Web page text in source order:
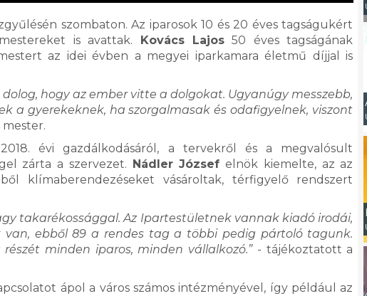
szombaton. Az iparosok 10 és 20 éves tagságukért
is avattak. Kovács Lajos50 éves tagságának
az idei évben a megyei iparkamara életmű díjjal is
hogy az ember vitte a dolgokat. Ugyanúgy messzebb,
a gyerekeknek, ha szorgalmasak és odafigyelnek, viszont
évi gazdálkodásáról, a tervekről és a megvalósult
zárta a szervezet. Nádler József elnök kiemelte, az az
klímaberendezéseket vásároltak, térfigyelő rendszert
takarékossággal. Az Ipartestületnek vannak kiadó irodái,
ebből 89 a rendes tag a többi pedig pártoló tagunk.
minden iparos, minden vállalkozó.”- tájékoztatott a
ápol a város számos intézményével, így például az